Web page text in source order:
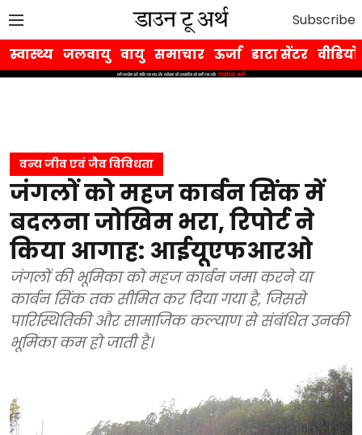
Subscribe
स्वास्थ्य जलवायु वायु समाचार ऊर्जा डाटा सेंटर वीडियो
वन्य जीव एवं जैव विविधता
जंगलों को महज कार्बन सिंक में
बदलना जोखिम भरा, रिपोर्ट ने
किया आगाह: आईयूएफआरओ
जंगलों की भूमिका को महज कार्बन जमा करने या
कार्बन सिंक तक सीमित कर दिया गया है, जिससे
पारिस्थितिकी और सामाजिक कल्याण से संबंधित उनकी
भूमिका कम हो जाती है।